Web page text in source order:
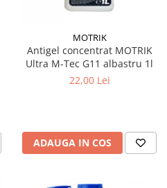
MOTRIK
Antigel concentrat MOTRIK
Ultra M-Tec G11 albastru 1l
22,00 Lei
ADAUGA IN COS